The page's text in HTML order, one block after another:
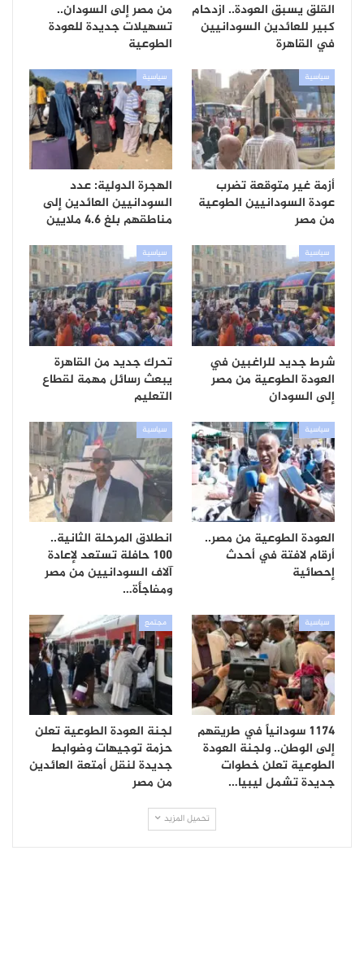
القلق يسبق العودة.. ازدحام
كبير للعائدين السودانيين
في القاهرة
من مصر إلى السودان..
تسهيلات جديدة للعودة
الطوعية
سياسية
أزمة غير متوقعة تضرب
عودة السودانيين الطوعية
من مصر
سياسية
الهجرة الدولية: عدد
السودانيين العائدين إلى
مناطقهم بلغ 4.6 ملايين
سياسية
شرط جديد للراغبين في
العودة الطوعية من مصر
إلى السودان
سياسية
تحرك جديد من القاهرة
يبعث رسائل مهمة لقطاع
التعليم
سياسية
العودة الطوعية من مصر..
أرقام لافتة في أحدث
إحصائية
سياسية
انطلاق المرحلة الثانية..
100 حافلة تستعد لإعادة
آلاف السودانيين من مصر
ومفاجأة…
سياسية
1174 سودانياً في طريقهم
إلى الوطن.. ولجنة العودة
الطوعية تعلن خطوات
جديدة تشمل ليبيا…
مجتمع
لجنة العودة الطوعية تعلن
حزمة توجيهات وضوابط
جديدة لنقل أمتعة العائدين
من مصر
تحميل المزيد